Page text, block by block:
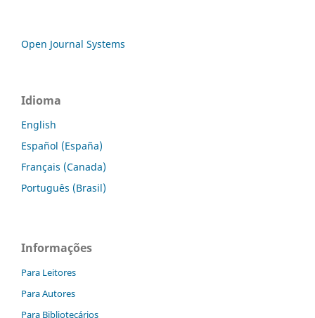
Open Journal Systems
Idioma
English
Español (España)
Français (Canada)
Português (Brasil)
Informações
Para Leitores
Para Autores
Para Bibliotecários